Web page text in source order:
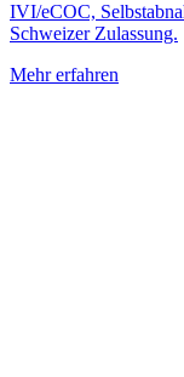
IVI/eCOC,
Schweizer Zulassung.
Mehr erfahren